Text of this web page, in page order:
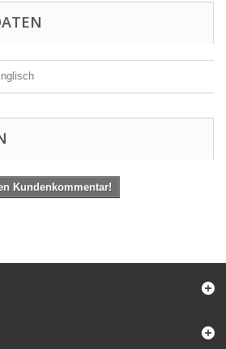
Kundenkommentar!